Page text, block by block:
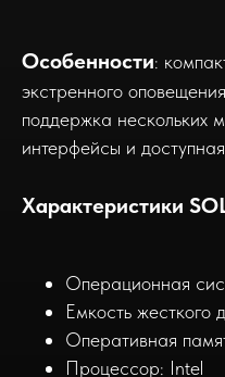
Особенности:
экстренного
поддержка нескольких
интерфейсы и
Характеристики
Операционная
Емкость
Оперативная
Процессор: Intel